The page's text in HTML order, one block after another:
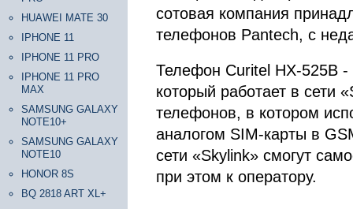
HUAWEI MATE 30
IPHONE 11
IPHONE 11 PRO
IPHONE 11 PRO
MAX
SAMSUNG GALAXY
NOTE10+
SAMSUNG GALAXY
NOTE10
HONOR 8S
BQ 2818 ART XL+
сотовая компания
телефонов Pantech, с
Телефон Curitel HX-525B
который работает в сети
телефонов, в котором
аналогом SIM-карты в
сети «Skylink» смогут
при этом к оператору.